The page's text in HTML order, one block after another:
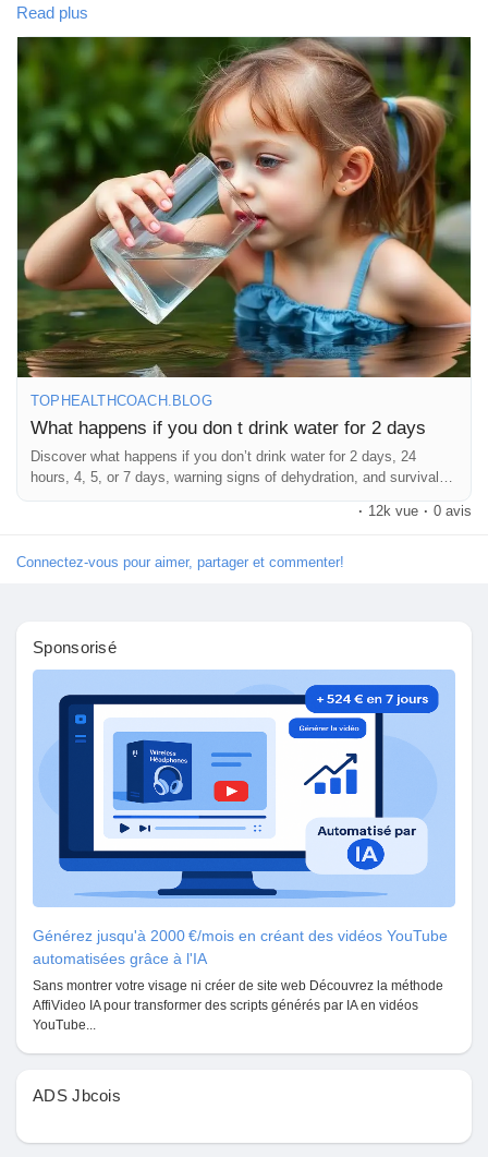
Mes groupes
Découvrir Pages
Pages aimées
Articles populaires
Financement
Mes Offres
Emplois
Mes emplois
Mes cours
Forums
Film
don’t drink water for 24 hours, 2 days, 4 days, or even 7 days,
plus the warning signs your body is begging you to hydrate.
Your health starts with a glass of water—don’t skip it! 🚰
https://tophealthcoach.blog/what-happens-if-you-don-t-drink-
water-for-2-days/
#DehydrationAwareness #DrinkMoreWater #HydrationMatters
#HealthTipsDaily #WaterIsLife #HealthyHabits
#BodyWarningSigns #WellnessFacts #StayHydrated
#HealthEducation #PreventDehydration #DailyHealthTips
#HumanBodyFacts #HydrationHealth #HealthBlog
#MindBodyHealth #LifestyleWellness #FitnessAndHealth
#SelfCareDaily #HealthyLivingTips #WellnessJourney
#HealthAwareness #ReadAndLearn #HealthKnowledge
#BodyCare #NaturalHealth #TopHealthCoach
Read plus
TOPHEALTHCOACH.BLOG
What happens if you don t drink water for 2 days
Discover what happens if you don’t drink water for 2 days, 24
hours, 4, 5, or 7 days, warning signs of dehydration, and survival
facts.
· 12k vue · 0 avis
Connectez-vous pour aimer, partager et commenter!
Sponsorisé
Générez jusqu'à 2000 €/mois en créant des vidéos YouTube
automatisées grâce à l'IA
Sans montrer votre visage ni créer de site web Découvrez la méthode
AffiVideo IA pour transformer des scripts générés par IA en vidéos
YouTube...
ADS Jbcois